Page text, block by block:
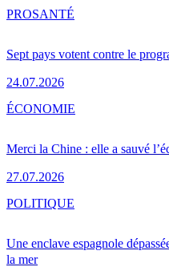
Sept pays votent contre le
24.07.2026
PROSANTÉ
Merci la Chine : elle a sauvé
27.07.2026
ÉCONOMIE
Une enclave espagnole
la mer
POLITIQUE